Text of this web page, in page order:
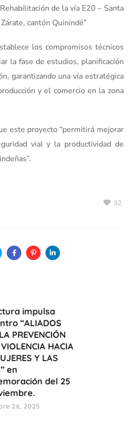
de la vía E20 – Santa
cantón Quinindé”
los compromisos técnicos
la fase de estudios, planificación
garantizando una vía estratégica
y el comercio en la zona
este proyecto “permitirá mejorar
vial y la productividad de
32
impulsa
“ALIADOS
PREVENCIÓN
HACIA
Y LAS
en
del 25
26, 2025